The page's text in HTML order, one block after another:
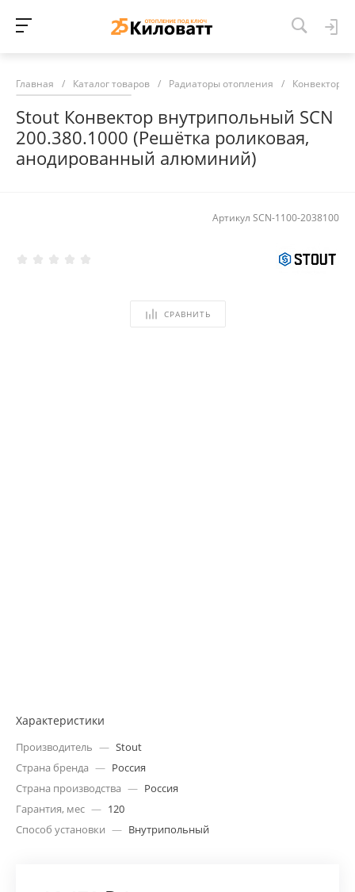
Главная / Каталог товаров / Радиаторы отопления / Конвекторы
Stout Конвектор внутрипольный SCN
200.380.1000 (Решётка роликовая,
анодированный алюминий)
Артикул SCN-1100-2038100
СРАВНИТЬ
Характеристики
Производитель — Stout
Страна бренда — Россия
Страна производства — Россия
Гарантия, мес — 120
Способ установки — Внутрипольный